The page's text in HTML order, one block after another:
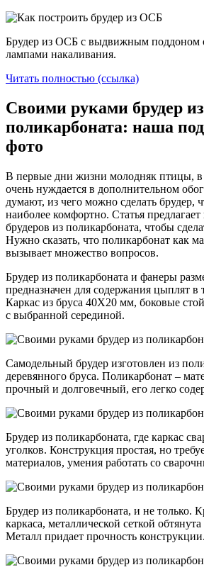
Брудер из ОСБ с выдвижным поддоном
лампами накаливания.
Читать полностью (ссылка)
Своими руками брудер из
поликарбоната: наша
фото
В первые дни жизни молодняк птицы, в
очень нуждается в дополнительном
думают, из чего можно сделать брудер,
наиболее комфортно. Статья
брудеров из поликарбоната, чтобы
Нужно сказать, что поликарбонат как
вызывает множество вопросов.
Брудер из поликарбоната и фанеры
предназначен для содержания цыплят
Каркас из бруса 40Х20 мм, боковые
с выбранной серединой.
Самодельный брудер изготовлен из
деревянного бруса. Поликарбонат –
прочный и долговечный, его легко
Брудер из поликарбоната, где каркас
уголков. Конструкция простая, но
материалов, умения работать со
Брудер из поликарбоната, и не только.
каркаса, металлической сеткой
Металл придает прочность конструкции.